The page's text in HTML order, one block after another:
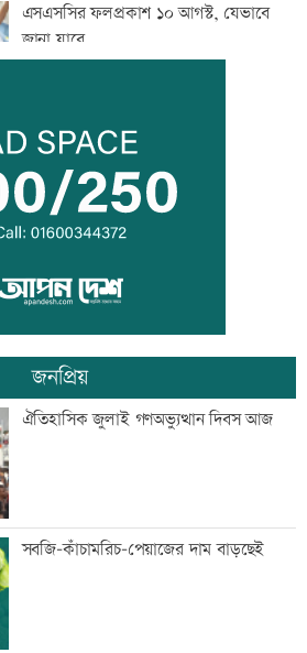
এসএসসির ফলপ্রকাশ ১০ আগস্ট, যেভাবে
জানা যাবে
দরপত্র ছাড়াই ২০০ ইলেকট্রিক বাস কেনার
নীতিগত অনুমোদন
তনু হত্যার আসামি সাবেক সেনাসদস্য
হাফিজুরকে আত্মসমর্পণের নির্দেশ
দুদকের মামলায় ঢাকা ব্যাংকের ৪ কর্মকর্তার
কারাদণ্ড
জিয়াউর রহমান দেশে প্রথম সবুজ বিপ্লবের
ডাক দিয়েছিলেন: পরিবেশমন্ত্রী
জনপ্রিয়
ঐতিহাসিক জুলাই গণঅভ্যুত্থান দিবস আজ
সবজি-কাঁচামরিচ-পেয়াজের দাম বাড়ছেই